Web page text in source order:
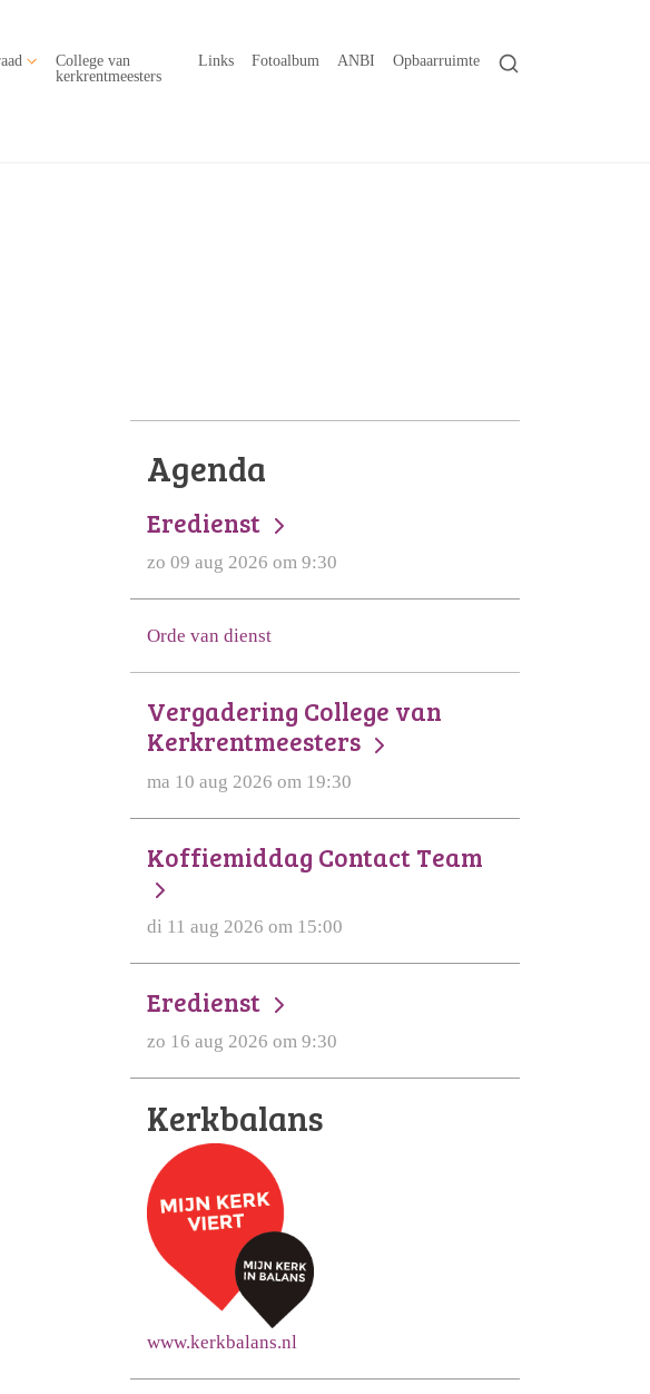
College van
kerkrentmeesters
Links Fotoalbum ANBI Opbaarruimte
Agenda
Eredienst
zo 09 aug 2026 om 9:30
Orde van dienst
Vergadering College van
Kerkrentmeesters
ma 10 aug 2026 om 19:30
Koffiemiddag Contact Team
di 11 aug 2026 om 15:00
Eredienst
zo 16 aug 2026 om 9:30
Kerkbalans
www.kerkbalans.nl